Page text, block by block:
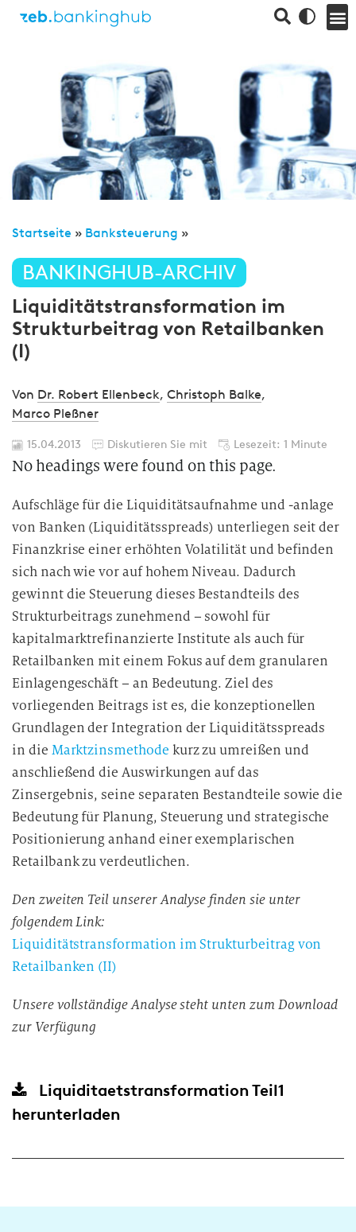
Startseite » Banksteuerung »
BANKINGHUB-ARCHIV
Liquiditätstransformation im
Strukturbeitrag von Retailbanken
(I)
Von Dr. Robert Ellenbeck, Christoph Balke,
Marco Pleßner
15.04.2013 Diskutieren Sie mit Lesezeit: 1 Minute
No headings were found on this page.
Aufschläge für die Liquiditätsaufnahme und -anlage
von Banken (Liquiditätsspreads) unterliegen seit der
Finanzkrise einer erhöhten Volatilität und befinden
sich nach wie vor auf hohem Niveau. Dadurch
gewinnt die Steuerung dieses Bestandteils des
Strukturbeitrags zunehmend – sowohl für
kapitalmarktrefinanzierte Institute als auch für
Retailbanken mit einem Fokus auf dem granularen
Einlagengeschäft – an Bedeutung. Ziel des
vorliegenden Beitrags ist es, die konzeptionellen
Grundlagen der Integration der Liquiditätsspreads
in die Marktzinsmethode kurz zu umreißen und
anschließend die Auswirkungen auf das
Zinsergebnis, seine separaten Bestandteile sowie die
Bedeutung für Planung, Steuerung und strategische
Positionierung anhand einer exemplarischen
Retailbank zu verdeutlichen.
Den zweiten Teil unserer Analyse finden sie unter
folgendem Link:
Liquiditätstransformation im Strukturbeitrag von
Retailbanken (II)
Unsere vollständige Analyse steht unten zum Download
zur Verfügung
Liquiditaetstransformation Teil1
herunterladen